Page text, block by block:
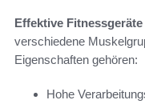
Effektive Fitnessgeräte
verschiedene
Eigenschaften gehören:
Hohe